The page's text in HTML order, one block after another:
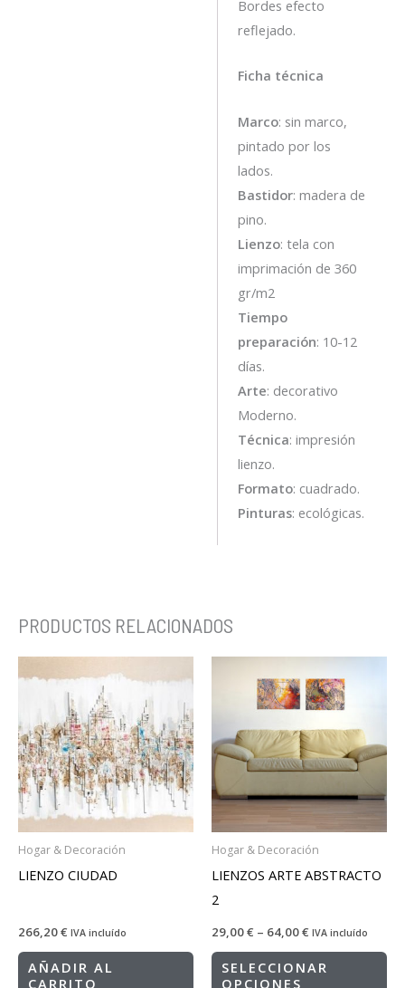
Bordes efecto
reflejado.
Ficha técnica
Marco: sin marco,
pintado por los
lados.
Bastidor: madera de
pino.
Lienzo: tela con
imprimación de 360
gr/m2
Tiempo
preparación: 10-12
días.
Arte: decorativo
Moderno.
Técnica: impresión
lienzo.
Formato: cuadrado.
Pinturas: ecológicas.
PRODUCTOS RELACIONADOS
Hogar & Decoración
LIENZO CIUDAD
266,20€ IVA incluído
AÑADIR AL
CARRITO
Hogar & Decoración
LIENZOS ARTE ABSTRACTO
2
29,00€ – 64,00€ IVA incluído
SELECCIONAR
OPCIONES